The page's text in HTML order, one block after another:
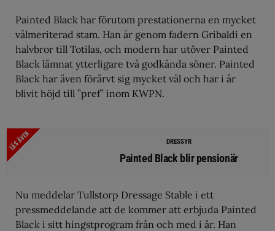
Painted Black har förutom prestationerna en mycket
välmeriterad stam. Han är genom fadern Gribaldi en
halvbror till Totilas, och modern har utöver Painted
Black lämnat ytterligare två godkända söner. Painted
Black har även förärvt sig mycket väl och har i år
blivit höjd till ”pref” inom KWPN.
LÄS ÄVEN DRESSYR
Painted Black blir pensionär
Nu meddelar Tullstorp Dressage Stable i ett
pressmeddelande att de kommer att erbjuda Painted
Black i sitt hingstprogram från och med i år. Han